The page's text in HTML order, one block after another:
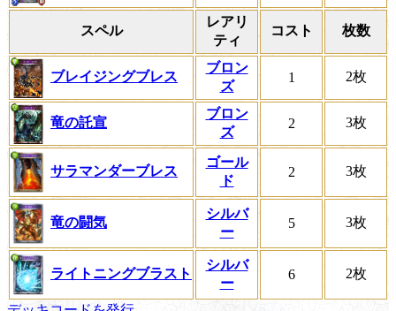
スペル
レアリ
ティ
コスト 枚数
ブレイジングブレス
ブロン
ズ
1 2枚
竜の託宣
ブロン
ズ
2 3枚
サラマンダーブレス
ゴール
ド
2 3枚
竜の闘気
シルバ
ー
5 3枚
ライトニングブラスト
シルバ
ー
6 2枚